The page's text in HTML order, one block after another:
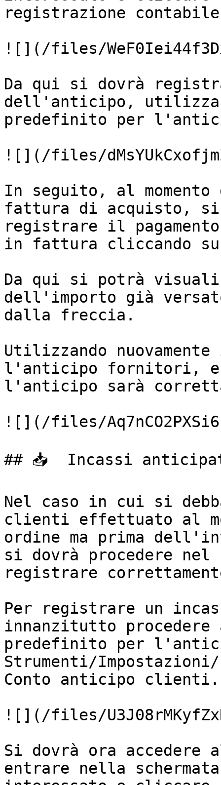
registrazione
![](/files/
Da qui si dovrà
dell'anticipo,
predefinito per
![](/files/
In seguito, al
fattura di acquisto, si
registrare il
in fattura cliccando
Da qui si potrà
dell'importo già
dalla freccia.
Utilizzando
l'anticipo fornitori,
l'anticipo sarà
![](/files/
## 📥  Incassi
Nel caso in cui si
clienti effettuato al
ordine ma prima
si dovrà procedere nel
registrare
Per registrare un
innanzitutto
predefinito per
Strumenti/
Conto anticipo clienti.
![](/files/
Si dovrà ora accedere
entrare nella